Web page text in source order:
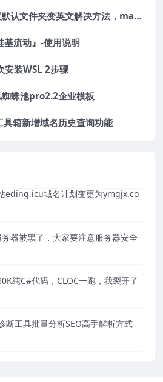
windows10内置默认文件夹变英文解决方法，macOS桌面文件夹变英文解决方法
基流动』-使用说明
装WSL 2步骤
蛛池pro2.2企业模板
具箱新增域名历史查询功能
eding.icu域名计划变更为ymgjx.co
器被黑了，大家要注意服务器安全
纯C#代码，CLOC一跑，我裂开了
断工具批量分析SEO高手解析方式